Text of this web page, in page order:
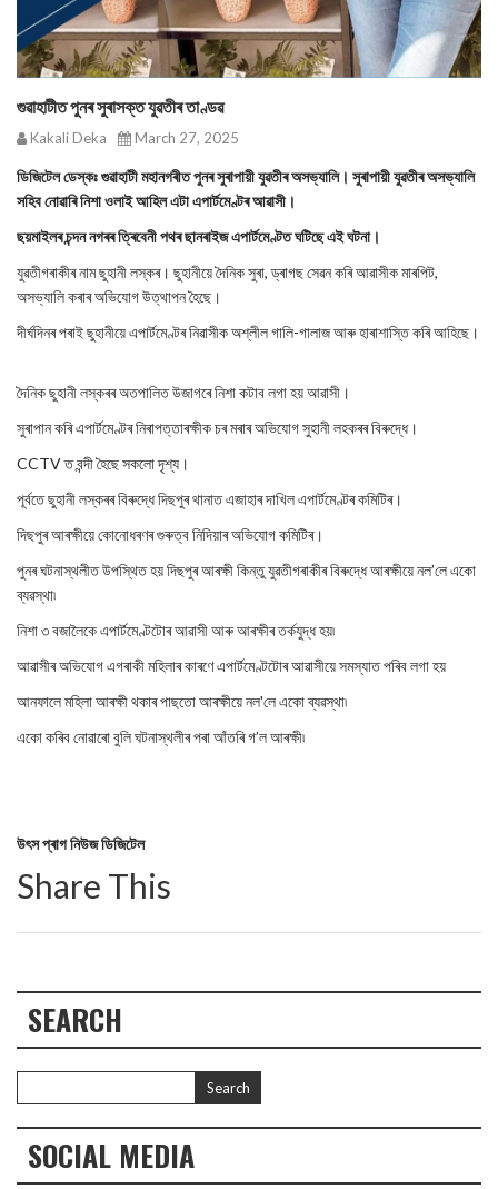
গুৱাহাটীত পুনৰ সুৰাসক্ত যুৱতীৰ তাণ্ডৱ
Kakali Deka March 27, 2025
ডিজিটেল ডেস্কঃ গুৱাহাটী মহানগৰীত পুনৰ সুৰাপায়ী যুৱতীৰ অসভ্যালি। সুৰাপায়ী যুৱতীৰ অসভ্যালি
সহিব নোৱাৰি নিশা ওলাই আহিল এটা এপাৰ্টমেণ্টৰ আৱাসী।
ছয়মাইলৰ চন্দন নগৰৰ ত্ৰিবেনী পথৰ ছানৰাইজ এপাৰ্টমেণ্টত ঘটিছে এই ঘটনা।
যুৱতীগৰাকীৰ নাম ছুহানী লস্কৰ। ছুহানীয়ে দৈনিক সুৰা, ড্ৰাগছ সেৱন কৰি আৱাসীক মাৰপিট,
অসভ্যালি কৰাৰ অভিযোগ উত্থাপন হৈছে।
দীৰ্ঘদিনৰ পৰাই ছুহানীয়ে এপাৰ্টমেণ্টৰ নিৱাসীক অশ্লীল গালি-গালাজ আৰু হাৰাশাস্তি কৰি আহিছে।
দৈনিক ছুহানী লস্কৰৰ অতপালিত উজাগৰে নিশা কটাব লগা হয় আৱাসী।
সুৰাপান কৰি এপাৰ্টমেণ্টৰ নিৰাপত্তাৰক্ষীক চৰ মৰাৰ অভিযোগ সুহানী লহকৰৰ বিৰুদ্ধে।
CCTV ত বন্দী হৈছে সকলো দৃশ্য।
পূৰ্বতে ছুহানী লস্কৰৰ বিৰুদ্ধে দিছপুৰ থানাত এজাহাৰ দাখিল এপাৰ্টমেণ্টৰ কমিটিৰ।
দিছপুৰ আৰক্ষীয়ে কোনোধৰণৰ গুৰুত্ব নিদিয়াৰ অভিযোগ কমিটিৰ।
পুনৰ ঘটনাস্থলীত উপস্থিত হয় দিছপুৰ আৰক্ষী কিন্তু যুৱতীগৰাকীৰ বিৰুদ্ধে আৰক্ষীয়ে নল’লে একো
ব্যৱস্থা৷
নিশা ৩ বজালৈকে এপাৰ্টমেণ্টটোৰ আৱাসী আৰু আৰক্ষীৰ তৰ্কযুদ্ধ হয়৷
আৱাসীৰ অভিযোগ এগৰাকী মহিলাৰ কাৰণে এপাৰ্টমেণ্টটোৰ আৱাসীয়ে সমস্যাত পৰিব লগা হয়
আনফালে মহিলা আৰক্ষী থকাৰ পাছতো আৰক্ষীয়ে নল'লে একো ব্যৱস্থা৷
একো কৰিব নোৱাৰো বুলি ঘটনাস্থলীৰ পৰা আঁতৰি গ’ল আৰক্ষী৷
উৎস প্ৰাগ নিউজ ডিজিটেল
Share This
SEARCH
SOCIAL MEDIA